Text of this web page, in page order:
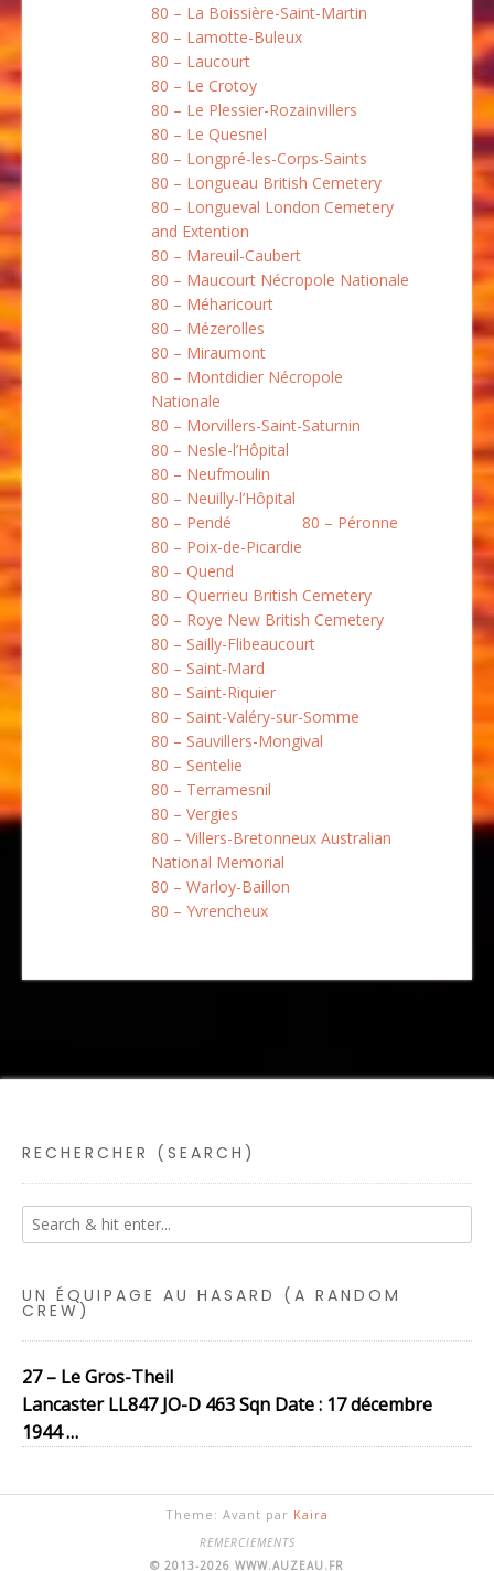
80 – La Boissière-Saint-Martin
80 – Lamotte-Buleux
80 – Laucourt
80 – Le Crotoy
80 – Le Plessier-Rozainvillers
80 – Le Quesnel
80 – Longpré-les-Corps-Saints
80 – Longueau British Cemetery
80 – Longueval London Cemetery
and Extention
80 – Mareuil-Caubert
80 – Maucourt Nécropole Nationale
80 – Méharicourt
80 – Mézerolles
80 – Miraumont
80 – Montdidier Nécropole
Nationale
80 – Morvillers-Saint-Saturnin
80 – Nesle-l’Hôpital
80 – Neufmoulin
80 – Neuilly-l’Hôpital
80 – Pendé
80 – Péronne
80 – Poix-de-Picardie
80 – Quend
80 – Querrieu British Cemetery
80 – Roye New British Cemetery
80 – Sailly-Flibeaucourt
80 – Saint-Mard
80 – Saint-Riquier
80 – Saint-Valéry-sur-Somme
80 – Sauvillers-Mongival
80 – Sentelie
80 – Terramesnil
80 – Vergies
80 – Villers-Bretonneux Australian
National Memorial
80 – Warloy-Baillon
80 – Yvrencheux
RECHERCHER (SEARCH)
UN ÉQUIPAGE AU HASARD (A RANDOM
CREW)
27 – Le Gros-Theil
Lancaster LL847 JO-D 463 Sqn Date : 17 décembre
1944 …
Theme: Avant par Kaira
REMERCIEMENTS
© 2013-2026 WWW.AUZEAU.FR